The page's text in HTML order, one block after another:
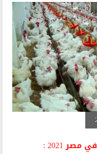
2021 :